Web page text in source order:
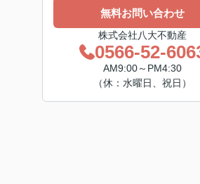
無料お問い合わせ
株式会社八大不動産
0566-52-
AM9:00～PM4:30
（休：水曜日、祝日）